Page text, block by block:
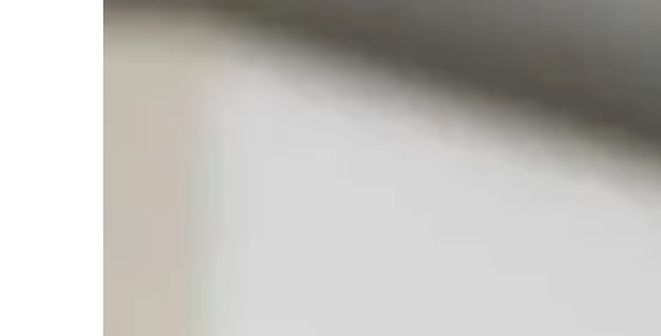
odwiedzeniu konkretnych miejsc […]